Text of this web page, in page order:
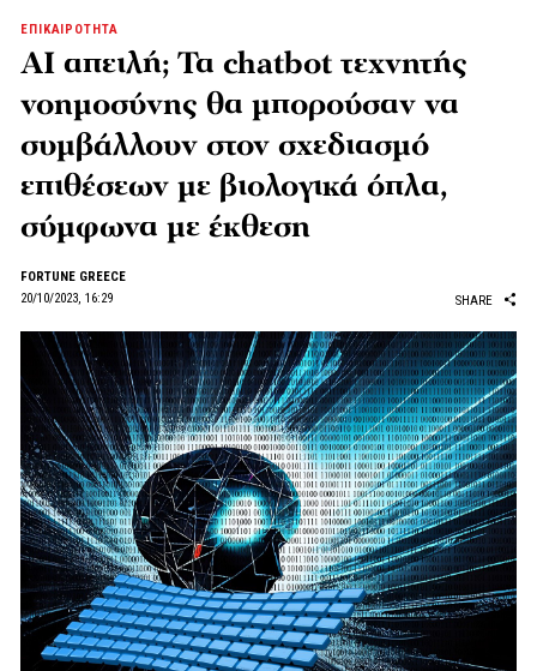
ΕΠΙΚΑΙΡΟΤΗΤΑ
AI απειλή; Τα chatbot τεχνητής
νοημοσύνης θα μπορούσαν να
συμβάλλουν στον σχεδιασμό
επιθέσεων με βιολογικά όπλα,
σύμφωνα με έκθεση
FORTUNE GREECE
20/10/2023, 16:29
SHARE